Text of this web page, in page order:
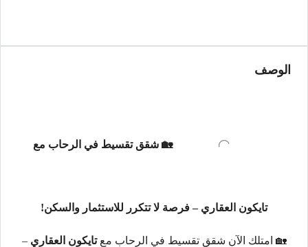
الوصف
🏡 شقق تقسيط في الرحاب مع
تايكون العقاري – فرصة لا تتكرر للاستثمار والسكن!
🏡 امتلك الآن شقق تقسيط في الرحاب معتايكون العقاري –